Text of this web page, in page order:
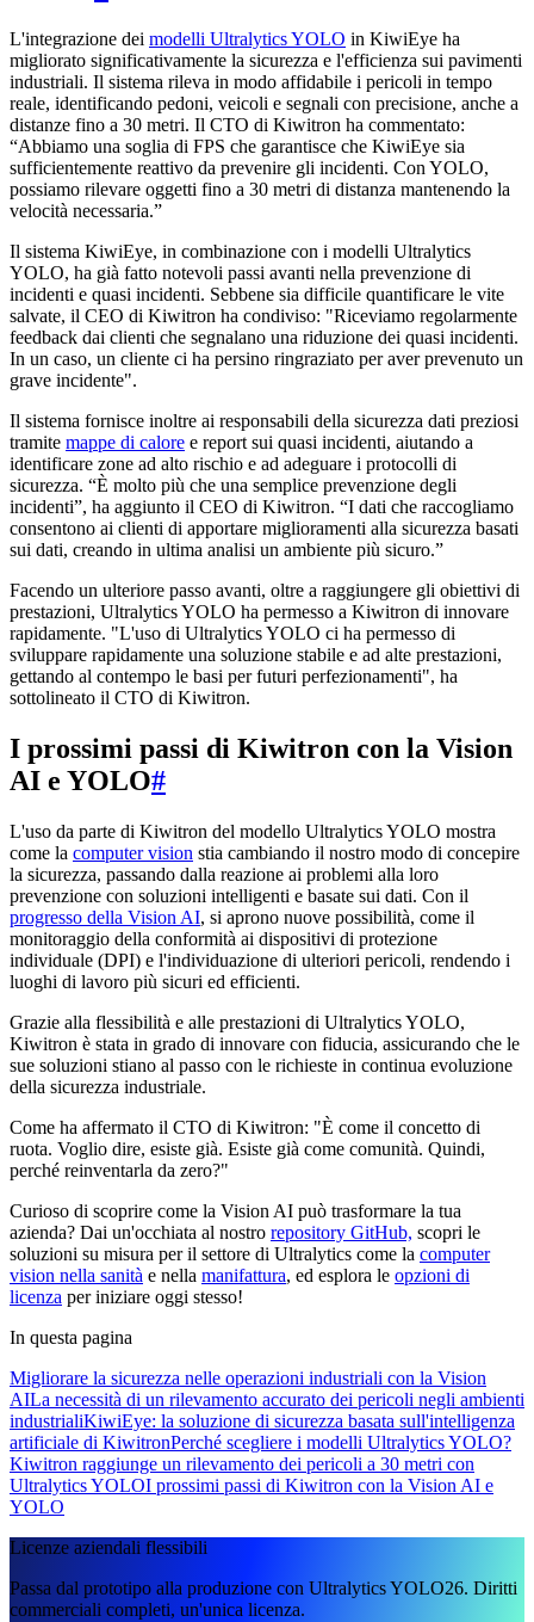
L'integrazione dei modelli Ultralytics YOLO in KiwiEye ha
migliorato significativamente la sicurezza e l'efficienza sui pavimenti
industriali. Il sistema rileva in modo affidabile i pericoli in tempo
reale, identificando pedoni, veicoli e segnali con precisione, anche a
distanze fino a 30 metri. Il CTO di Kiwitron ha commentato:
“Abbiamo una soglia di FPS che garantisce che KiwiEye sia
sufficientemente reattivo da prevenire gli incidenti. Con YOLO,
possiamo rilevare oggetti fino a 30 metri di distanza mantenendo la
velocità necessaria.”
Il sistema KiwiEye, in combinazione con i modelli Ultralytics
YOLO, ha già fatto notevoli passi avanti nella prevenzione di
incidenti e quasi incidenti. Sebbene sia difficile quantificare le vite
salvate, il CEO di Kiwitron ha condiviso: "Riceviamo regolarmente
feedback dai clienti che segnalano una riduzione dei quasi incidenti.
In un caso, un cliente ci ha persino ringraziato per aver prevenuto un
grave incidente".
Il sistema fornisce inoltre ai responsabili della sicurezza dati preziosi
tramite mappe di calore e report sui quasi incidenti, aiutando a
identificare zone ad alto rischio e ad adeguare i protocolli di
sicurezza. “È molto più che una semplice prevenzione degli
incidenti”, ha aggiunto il CEO di Kiwitron. “I dati che raccogliamo
consentono ai clienti di apportare miglioramenti alla sicurezza basati
sui dati, creando in ultima analisi un ambiente più sicuro.”
Facendo un ulteriore passo avanti, oltre a raggiungere gli obiettivi di
prestazioni, Ultralytics YOLO ha permesso a Kiwitron di innovare
rapidamente. "L'uso di Ultralytics YOLO ci ha permesso di
sviluppare rapidamente una soluzione stabile e ad alte prestazioni,
gettando al contempo le basi per futuri perfezionamenti", ha
sottolineato il CTO di Kiwitron.
I prossimi passi di Kiwitron con la Vision
AI e YOLO#
L'uso da parte di Kiwitron del modello Ultralytics YOLO mostra
come la computer vision stia cambiando il nostro modo di concepire
la sicurezza, passando dalla reazione ai problemi alla loro
prevenzione con soluzioni intelligenti e basate sui dati. Con il
progresso della Vision AI, si aprono nuove possibilità, come il
monitoraggio della conformità ai dispositivi di protezione
individuale (DPI) e l'individuazione di ulteriori pericoli, rendendo i
luoghi di lavoro più sicuri ed efficienti.
Grazie alla flessibilità e alle prestazioni di Ultralytics YOLO,
Kiwitron è stata in grado di innovare con fiducia, assicurando che le
sue soluzioni stiano al passo con le richieste in continua evoluzione
della sicurezza industriale.
Come ha affermato il CTO di Kiwitron: "È come il concetto di
ruota. Voglio dire, esiste già. Esiste già come comunità. Quindi,
perché reinventarla da zero?"
Curioso di scoprire come la Vision AI può trasformare la tua
azienda? Dai un'occhiata al nostro repository GitHub, scopri le
soluzioni su misura per il settore di Ultralytics come la computer
vision nella sanità e nella manifattura, ed esplora le opzioni di
licenza per iniziare oggi stesso!
In questa pagina
Migliorare la sicurezza nelle operazioni industriali con la Vision
AILa necessità di un rilevamento accurato dei pericoli negli ambienti
industrialiKiwiEye: la soluzione di sicurezza basata sull'intelligenza
artificiale di KiwitronPerché scegliere i modelli Ultralytics YOLO?
Kiwitron raggiunge un rilevamento dei pericoli a 30 metri con
Ultralytics YOLOI prossimi passi di Kiwitron con la Vision AI e
YOLO
Licenze aziendali flessibili
Passa dal prototipo alla produzione con Ultralytics YOLO26. Diritti
commerciali completi, un'unica licenza.